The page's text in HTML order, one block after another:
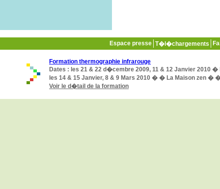
Espace presse T�l�chargements
Formation thermographie infrarouge
Dates : les 21 & 22 d�cembre 2009, 11 & 12 Janvier 2010 �
les 14 & 15 Janvier, 8 & 9 Mars 2010 � � La Maison zen �
Voir le d�tail de la formation